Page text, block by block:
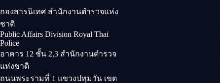
กองสารนิเทศ สำนักงานตำรวจแห่ง
ชาติ
Public Affairs Division Royal Thai
Police
อาคาร 12 ชั้น 2,3 สำนักงานตำรวจ
แห่งชาติ
ถนนพระรามที่ 1 แขวงปทุมวัน เขต